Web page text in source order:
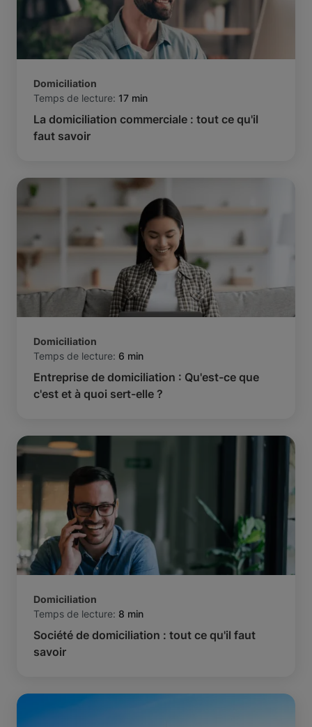
Domiciliation
Temps de lecture: 17 min
La domiciliation commerciale : tout ce qu'il
faut savoir
Domiciliation
Temps de lecture: 6 min
Entreprise de domiciliation : Qu'est-ce que
c'est et à quoi sert-elle ?
Domiciliation
Temps de lecture: 8 min
Société de domiciliation : tout ce qu'il faut
savoir